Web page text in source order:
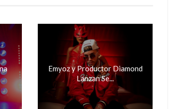
Emyoz y Productor Diamond
Lanzan Se...